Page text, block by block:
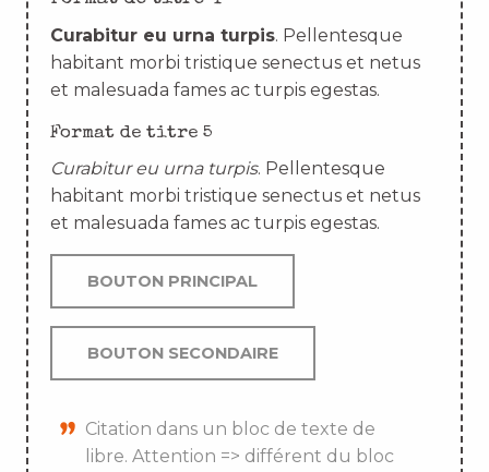
Curabitur eu urna turpis. Pellentesque
habitant morbi tristique senectus et netus
et malesuada fames ac turpis egestas.
Format de titre 5
Curabitur eu urna turpis. Pellentesque
habitant morbi tristique senectus et netus
et malesuada fames ac turpis egestas.
BOUTON PRINCIPAL
BOUTON SECONDAIRE
Citation dans un bloc de texte de
libre. Attention => différent du bloc